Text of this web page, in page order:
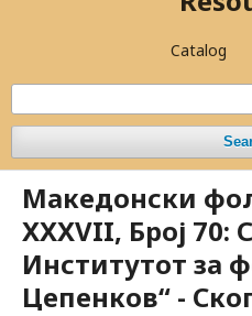
Catalog
Македонски
XXXVII, Број 70:
Институтот за
Цепенков“ -